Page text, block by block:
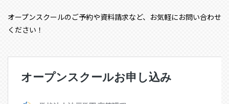
オープンスクールのご予約や資料請求など、お気軽にお問い合わせ
ください！